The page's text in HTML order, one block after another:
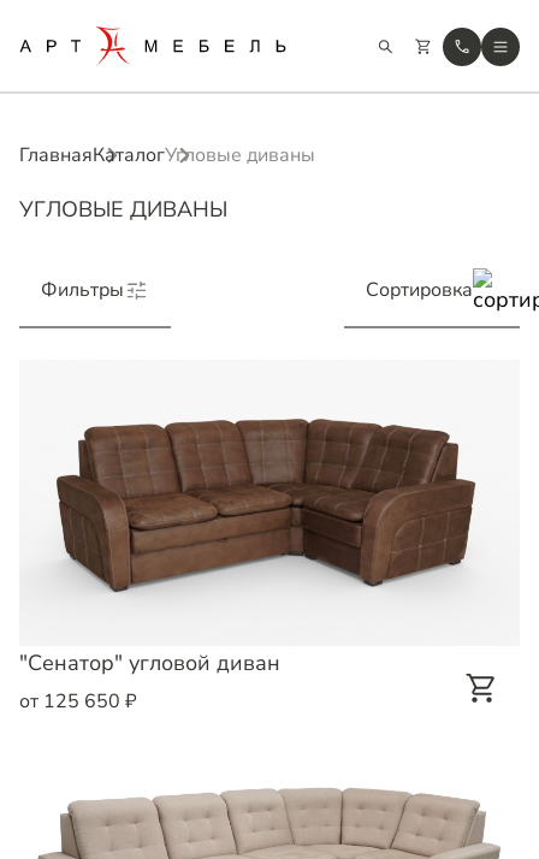
ГлавнаяКаталогУгловые диваны
УГЛОВЫЕ ДИВАНЫ
Фильтры Сортировка
"Сенатор" угловой диван
от 125 650 ₽